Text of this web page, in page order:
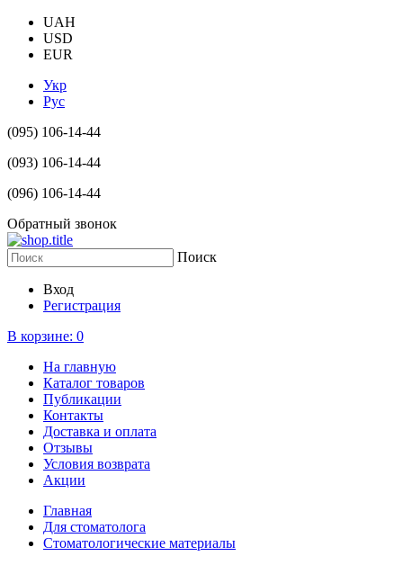
UAH
USD
EUR
Укр
Рус
(095) 106-14-44
(093) 106-14-44
(096) 106-14-44
Обратный звонок
Поиск
Вход
Регистрация
В корзине: 0
На главную
Каталог товаров
Публикации
Контакты
Доставка и оплата
Отзывы
Условия возврата
Акции
Главная
Для стоматолога
Стоматологические материалы